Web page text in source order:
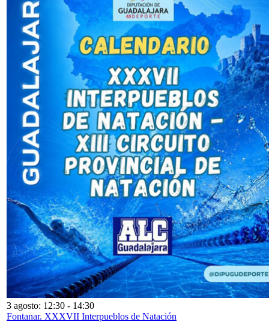
3 agosto: 12:30 - 14:30
Fontanar. XXXVII Interpueblos de Natación